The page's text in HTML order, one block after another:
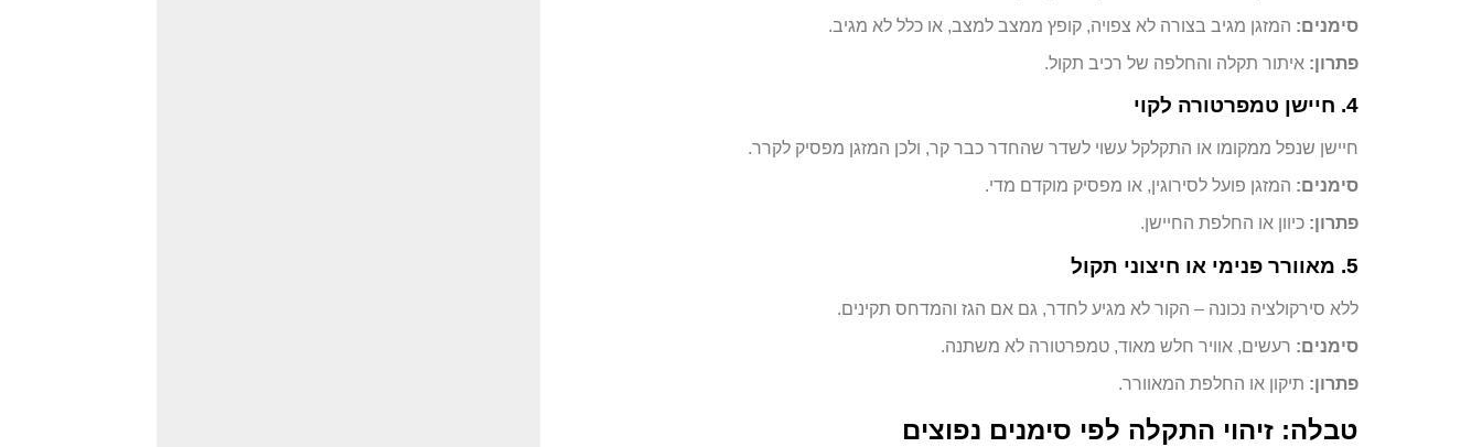
סימנים: המזגן מגיב בצורה לא צפויה, קופץ ממצב למצב, או כלל לא מגיב.
פתרון: איתור תקלה והחלפה של רכיב תקול.
4. חיישן טמפרטורה לקוי
חיישן שנפל ממקומו או התקלקל עשוי לשדר שהחדר כבר קר, ולכן המזגן מפסיק לקרר.
סימנים: המזגן פועל לסירוגין, או מפסיק מוקדם מדי.
פתרון: כיוון או החלפת החיישן.
5. מאוורר פנימי או חיצוני תקול
ללא סירקולציה נכונה – הקור לא מגיע לחדר, גם אם הגז והמדחס תקינים.
סימנים: רעשים, אוויר חלש מאוד, טמפרטורה לא משתנה.
פתרון: תיקון או החלפת המאוורר.
טבלה: זיהוי התקלה לפי סימנים נפוצים